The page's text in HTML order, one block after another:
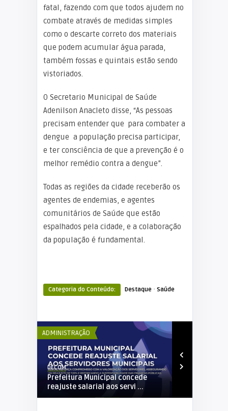
fatal, fazendo com que todos ajudem no
combate através de medidas simples
como o descarte correto dos materiais
que podem acumular água parada,
também fossas e quintais estão sendo
vistoriados.
O Secretario Municipal de Saúde
Adenilson Anacleto disse, “As pessoas
precisam entender que para combater a
dengue a população precisa participar,
e ter consciência de que a prevenção é o
melhor remédio contra a dengue”.
Todas as regiões da cidade receberão os
agentes de endemias, e agentes
comunitários de Saúde que estão
espalhados pela cidade, e a colaboração
da população é fundamental.
Categoria do Conteúdo: Destaque · Saúde
ADMINISTRAÇÃO
DECOM
Prefeitura Municipal concede
reajuste salarial aos servi ...
Elker Winther